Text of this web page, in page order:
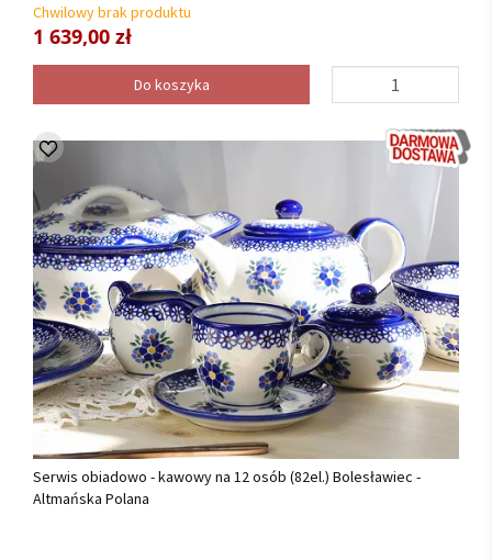
Chwilowy brak produktu
1 639,00 zł
Do koszyka
Serwis obiadowo - kawowy na 12 osób (82el.) Bolesławiec -
Altmańska Polana